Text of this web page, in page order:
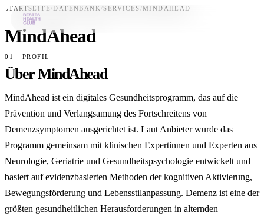
Datenbank
News
Über uns
Jetzt downloaden
STARTSEITE/DATENBANK /SERVICES /MINDAHEAD
MindAhead
01 · PROFIL
Über MindAhead
MindAhead ist ein digitales Gesundheitsprogramm, das auf die
Prävention und Verlangsamung des Fortschreitens von
Demenzsymptomen ausgerichtet ist. Laut Anbieter wurde das
Programm gemeinsam mit klinischen Expertinnen und Experten aus
Neurologie, Geriatrie und Gesundheitspsychologie entwickelt und
basiert auf evidenzbasierten Methoden der kognitiven Aktivierung,
Bewegungsförderung und Lebensstilanpassung. Demenz ist eine der
größten gesundheitlichen Herausforderungen in alternden